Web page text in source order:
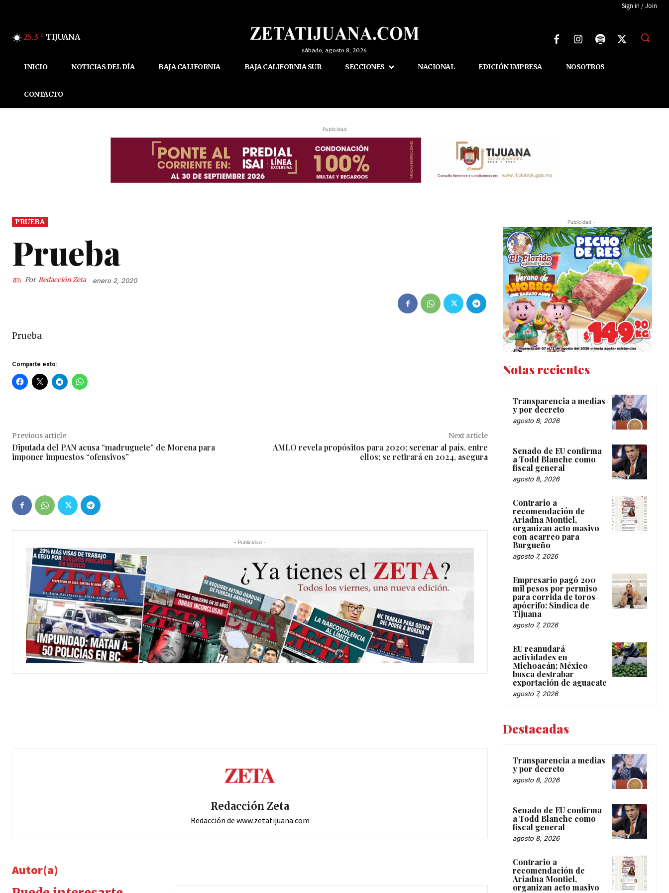
Sign in / Join
25.3 C TIJUANA
sábado, agosto 8, 2026
INICIO NOTICIAS DEL DÍA BAJA CALIFORNIA BAJA CALIFORNIA SUR SECCIONES NACIONAL EDICIÓN IMPRESA NOSOTROS
CONTACTO
Publicidad
PRUEBA
Prueba
Por Redacción Zeta enero 2, 2020
Prueba
Comparte esto:
Previous article
Diputada del PAN acusa “madruguete” de Morena para
imponer impuestos “ofensivos”
Next article
AMLO revela propósitos para 2020; serenar al país, entre
ellos; se retirará en 2024, asegura
- Publicidad -
Redacción Zeta
Redacción de www.zetatijuana.com
Autor(a)
-Publicidad -
Notas recientes
Transparencia a medias
y por decreto
agosto 8, 2026
Senado de EU confirma
a Todd Blanche como
fiscal general
agosto 8, 2026
Contrario a
recomendación de
Ariadna Montiel,
organizan acto masivo
con acarreo para
Burgueño
agosto 7, 2026
Empresario pagó 200
mil pesos por permiso
para corrida de toros
apócrifo: Sindica de
Tijuana
agosto 7, 2026
EU reanudará
actividades en
Michoacán; México
busca destrabar
exportación de aguacate
agosto 7, 2026
Destacadas
Transparencia a medias
y por decreto
agosto 8, 2026
Senado de EU confirma
a Todd Blanche como
fiscal general
agosto 8, 2026
Contrario a
recomendación de
Ariadna Montiel,
organizan acto masivo